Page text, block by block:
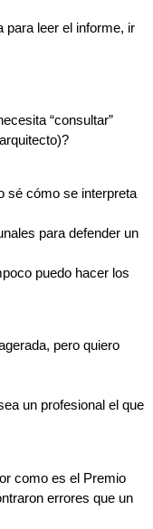
para leer el informe, ir
“consultar”
sé cómo se interpreta
para defender un
puedo hacer los
pero quiero
un profesional el que
como es el Premio
errores que un